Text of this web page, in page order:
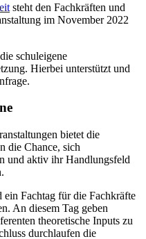
steht den Fachkräften und
im November 2022
schuleigene
Hierbei unterstützt und
bietet die
die Chance, sich
und aktiv ihr Handlungsfeld
Fachtag für die Fachkräfte
An diesem Tag geben
theoretische Inputs zu
durchlaufen die